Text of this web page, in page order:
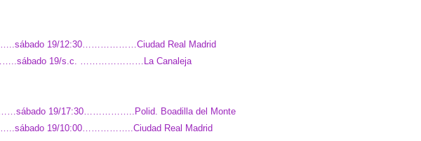
19/12:30………………Ciudad Real Madrid
19/s.c. …………………La Canaleja
19/17:30……………..Polid. Boadilla del Monte
19/10:00……………..Ciudad Real Madrid